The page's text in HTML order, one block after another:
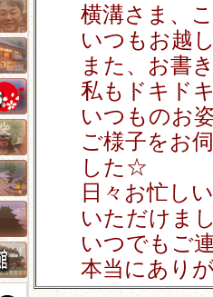
横溝さま、
いつもお越
また、お書
私もドキド
いつものお
ご様子をお
した☆
日々お忙し
いただけま
いつでもご
本当にあり